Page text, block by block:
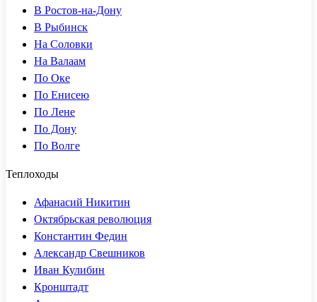
В Ростов-на-Дону
В Рыбинск
На Соловки
На Валаам
По Оке
По Енисею
По Лене
По Дону
По Волге
Теплоходы
Афанасий Никитин
Октябрьская революция
Константин Федин
Александр Свешников
Иван Кулибин
Кронштадт